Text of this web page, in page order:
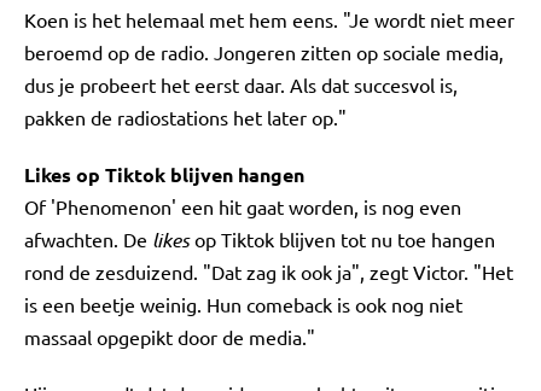
Koen is het helemaal met hem eens. "Je wordt niet meer
beroemd op de radio. Jongeren zitten op sociale media,
dus je probeert het eerst daar. Als dat succesvol is,
pakken de radiostations het later op."
Likes op Tiktok blijven hangen
Of 'Phenomenon' een hit gaat worden, is nog even
afwachten. De likesop Tiktok blijven tot nu toe hangen
rond de zesduizend. "Dat zag ik ook ja", zegt Victor. "Het
is een beetje weinig. Hun comeback is ook nog niet
massaal opgepikt door de media."